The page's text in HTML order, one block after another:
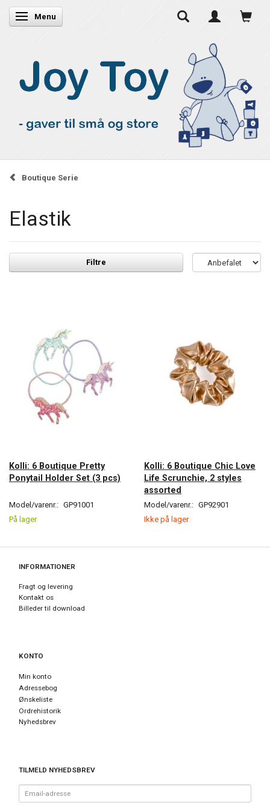
Skifte navigation
Menu
Boutique Serie
Elastik
Filtre
Kolli: 6 Boutique Pretty
Ponytail Holder Set (3 pcs)
Model/varenr.: GP91001
På lager
Kolli: 6 Boutique Chic Love
Life Scrunchie, 2 styles
assorted
Model/varenr.: GP92901
Ikke på lager
INFORMATIONER
Fragt og levering
Kontakt os
Billeder til download
KONTO
Min konto
Adressebog
Ønskeliste
Ordrehistorik
Nyhedsbrev
TILMELD NYHEDSBREV
adresse